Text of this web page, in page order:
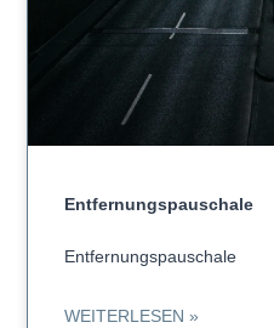
Entfernungspauschale
Entfernungspauschale
WEITERLESEN »